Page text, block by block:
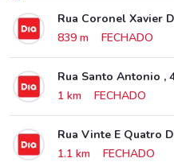
Rua Coronel Xavier
839 m
FECHADO
Rua Santo Antonio ,
1 km
FECHADO
Rua Vinte E Quatro
1.1 km
FECHADO